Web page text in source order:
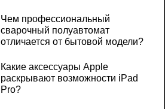
Чем профессиональный
сварочный полуавтомат
отличается от бытовой модели?
Какие аксессуары Apple
раскрывают возможности iPad
Pro?